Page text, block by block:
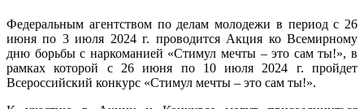
Федеральным агентством по делам молодежи в период с 26
июня по 3 июля 2024 г. проводится Акция ко Всемирному
дню борьбы с наркоманией «Стимул мечты – это сам ты!», в
рамках которой с 26 июня по 10 июля 2024 г. пройдет
Всероссийский конкурс «Стимул мечты – это сам ты!».